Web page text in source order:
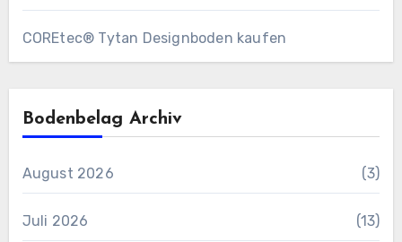
COREtec® Tytan Designboden kaufen
Bodenbelag Archiv
August 2026 (3)
Juli 2026 (13)